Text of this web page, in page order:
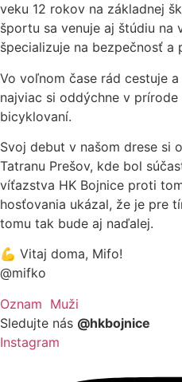
veku 12 rokov na základnej
športu sa venuje aj štúdiu na
špecializuje na bezpečnosť a
Vo voľnom čase rád cestuje
najviac si oddýchne v
bicyklovaní.
Svoj debut v našom drese si
Tatranu Prešov, kde bol
víťazstva HK Bojnice proti
hosťovania ukázal, že je pre
tomu tak bude aj naďalej.
💪 Vitaj doma, Mifo!
@mifko
Oznam Muži
Sledujte nás @hkbojnice
Instagram